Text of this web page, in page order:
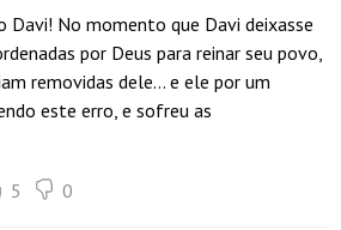
Davi! No momento que Davi deixasse
por Deus para reinar seu povo,
removidas dele... e ele por um
este erro, e sofreu as
5 0